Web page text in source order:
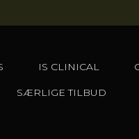
IS CLINICAL
SÆRLIGE TILBUD